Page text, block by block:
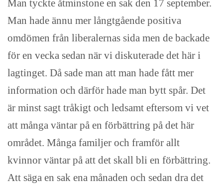
Man tyckte åtminstone en sak den 17 september.
Man hade ännu mer långtgående positiva
omdömen från liberalernas sida men de backade
för en vecka sedan när vi diskuterade det här i
lagtinget. Då sade man att man hade fått mer
information och därför hade man bytt spår. Det
är minst sagt tråkigt och ledsamt eftersom vi vet
att många väntar på en förbättring på det här
området. Många familjer och framför allt
kvinnor väntar på att det skall bli en förbättring.
Att säga en sak ena månaden och sedan dra det